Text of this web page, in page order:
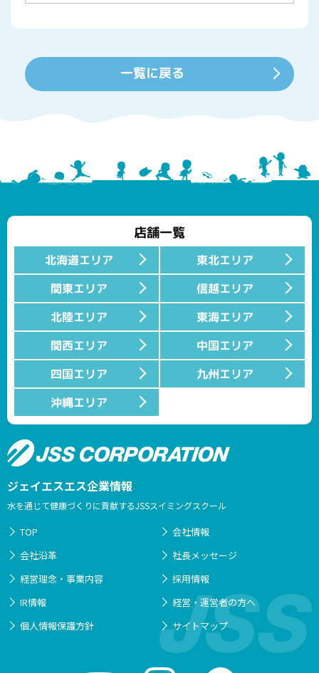
一覧に戻る
店舗一覧
北海道エリア
東北エリア
関東エリア
信越エリア
北陸エリア
東海エリア
関西エリア
中国エリア
四国エリア
九州エリア
沖縄エリア
ジェイエスエス企業情報
水を通じて健康づくりに貢献するJSSスイミングスクール
TOP
会社情報
会社沿革
社長メッセージ
経営理念・事業内容
採用情報
IR情報
経営・運営者の方へ
個人情報保護方針
サイトマップ